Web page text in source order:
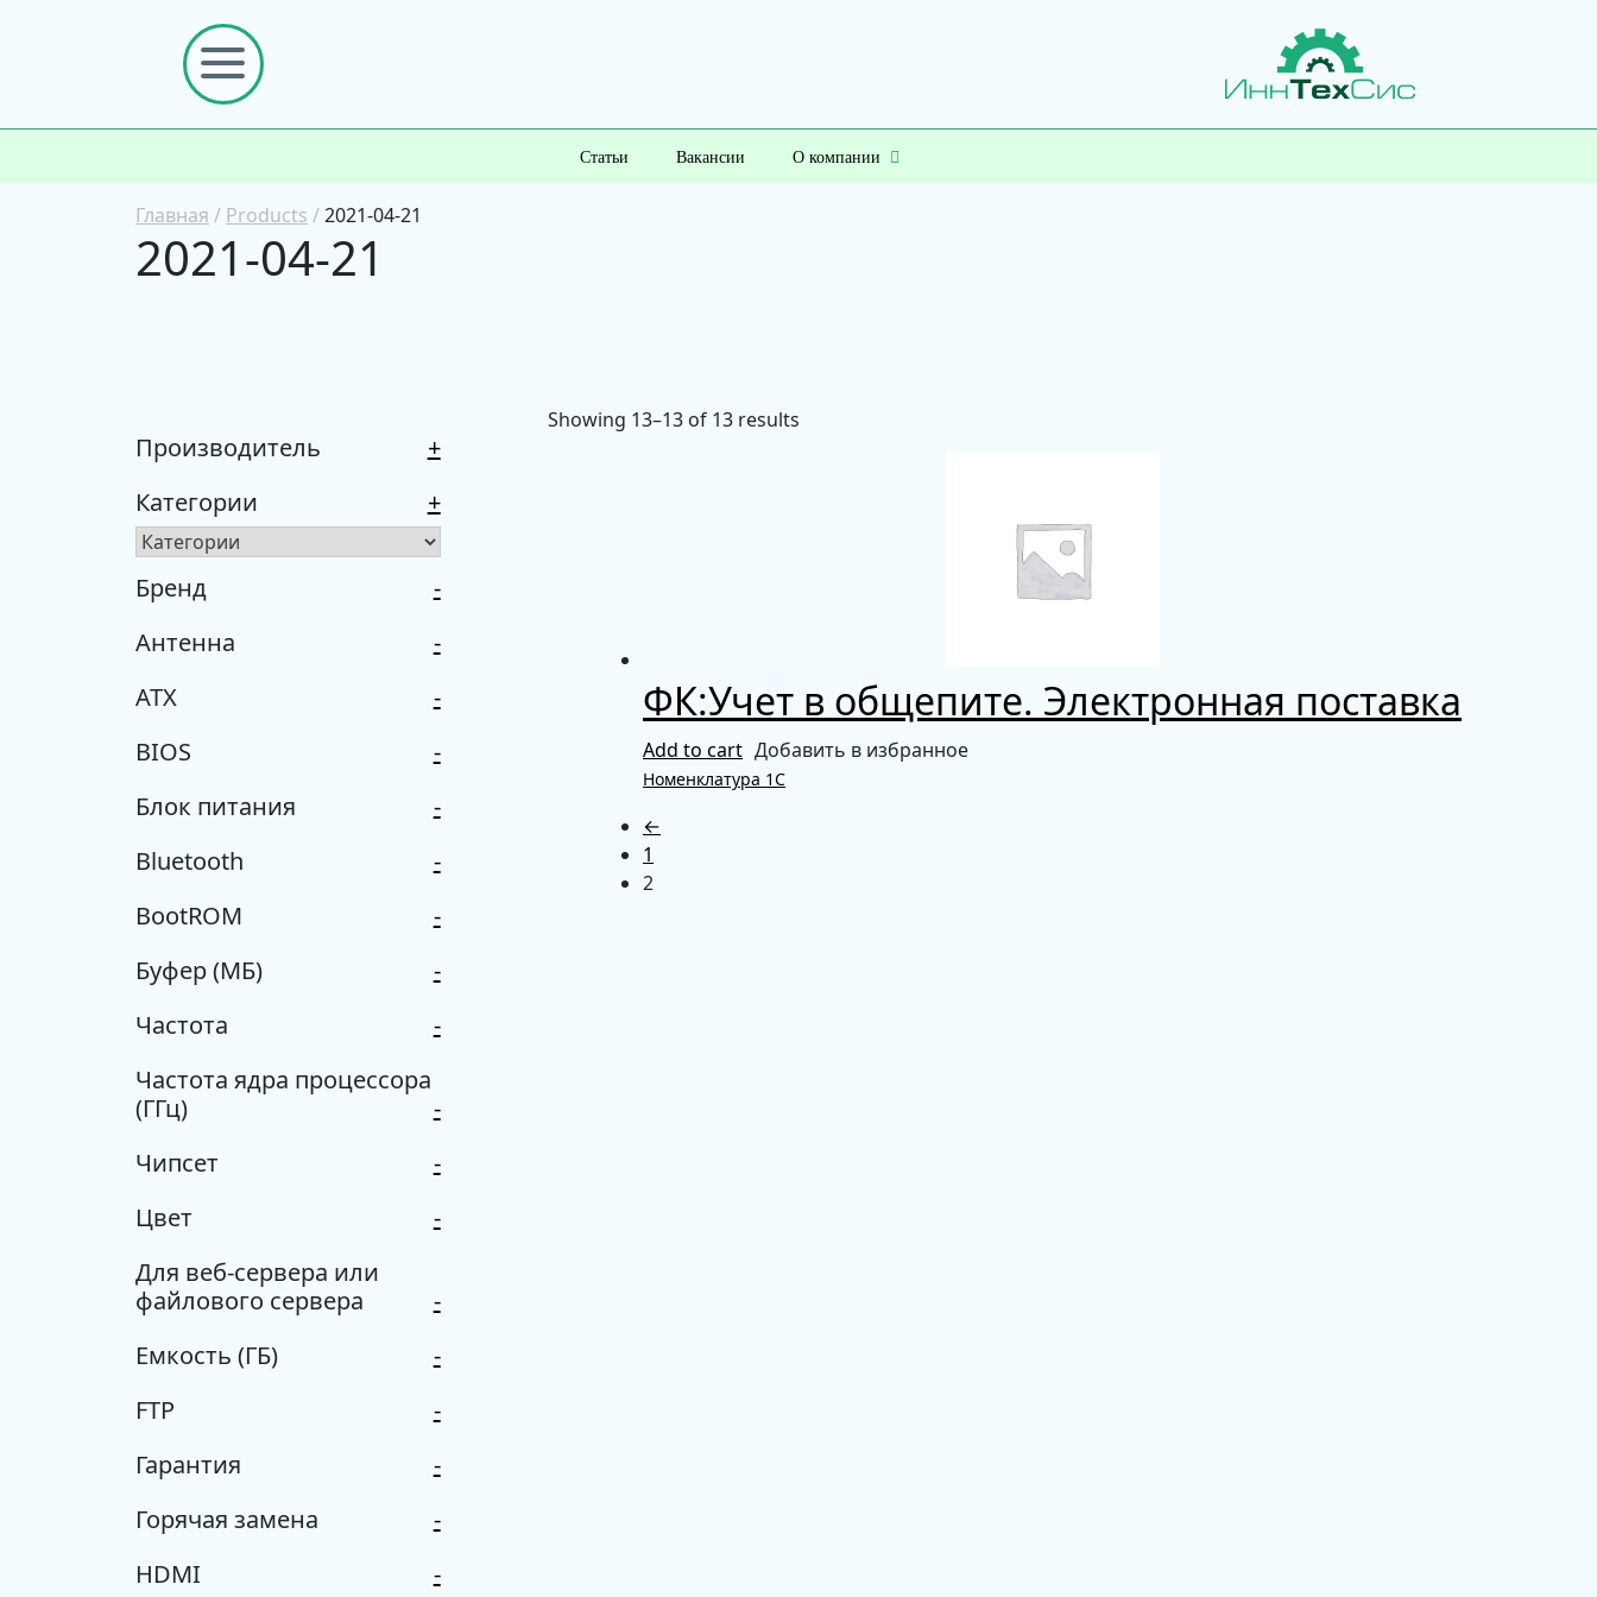
Статьи Вакансии О компании
Главная / Products /2021-04-21
2021-04-21
Производитель
+
Категории
+
Бренд
-
Антенна
-
ATX
-
BIOS
-
Блок питания
-
Bluetooth
-
BootROM
-
Буфер (МБ)
-
Частота
-
Частота ядра процессора
(ГГц)
-
Чипсет
-
Цвет
-
Для веб-сервера или
файлового сервера
-
Емкость (ГБ)
-
FTP
-
Гарантия
-
Горячая замена
-
HDMI
-
Showing 13–13 of 13 results
ФК:Учет в общепите. Электронная поставка
Add to cart Добавить в избранное
Номенклатура 1С
←
1
2